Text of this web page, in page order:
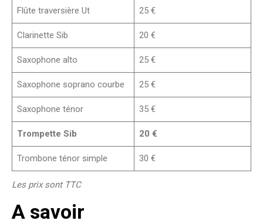
Flûte traversière Ut 25 €
Clarinette Sib 20 €
Saxophone alto 25 €
Saxophone soprano courbe 25 €
Saxophone ténor 35 €
Trompette Sib 20 €
Trombone ténor simple 30 €
Les prix sont TTC
A savoir